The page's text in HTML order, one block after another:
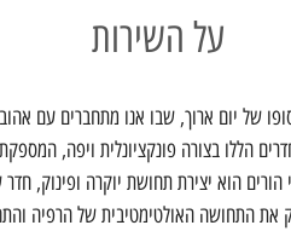
של יום ארוך, שבו אנו מתחברים עם
הללו בצורה פונקציונלית ויפה,
הורים הוא יצירת תחושת יוקרה ופינוק,
את התחושה האולטימטיבית של הרפיה